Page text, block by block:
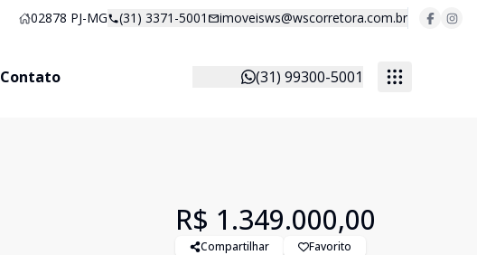
02878 PJ-MG (31) 3371-5001 imoveisws@wscorretora.com.br
Contato (31) 99300-5001
R$ 1.349.000,00
Compartilhar Favorito